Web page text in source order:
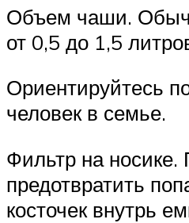
Объем чаши.
от 0,5 до 1,5
Ориентируйтесь
человек в семье.
Фильтр на носике.
предотвратить
косточек внутрь